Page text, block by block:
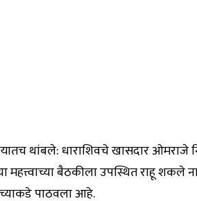
थांबले: धाराशिवचे खासदार ओमराजे
महत्त्वाच्या बैठकीला उपस्थित राहू शकले
पाठवला आहे.